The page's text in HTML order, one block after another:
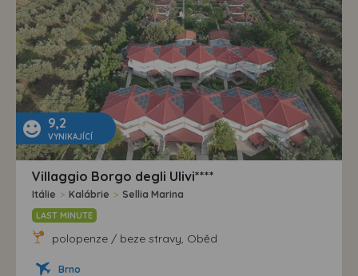
9,2
VYNIKAJÍCÍ
Villaggio Borgo degli Ulivi****
Itálie > Kalábrie > Sellia Marina
LAST MINUTE
polopenze / beze stravy, Oběd
Brno